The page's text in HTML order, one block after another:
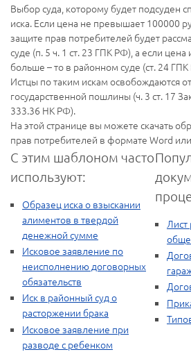
Выбор суда, которому будет подсуден
иска. Если цена не превышает 100000
защите прав потребителей будет
суде (п. 5 ч. 1 ст. 23 ГПК РФ), а если
больше – то в районном суде (ст. 24
Истцы по таким искам освобождаются
государственной пошлины (ч. 3 ст. 17
333.36 НК РФ).
На этой странице вы можете скачать
прав потребителей в формате Word
С этим шаблоном часто
используют:
Образец иска о взыскании
алиментов в твердой
денежной сумме
Исковое заявление по
неисполнению договорных
обязательств
Иск в районный суд о
расторжении брака
Исковое заявление при
разводе с ребенком
Лист